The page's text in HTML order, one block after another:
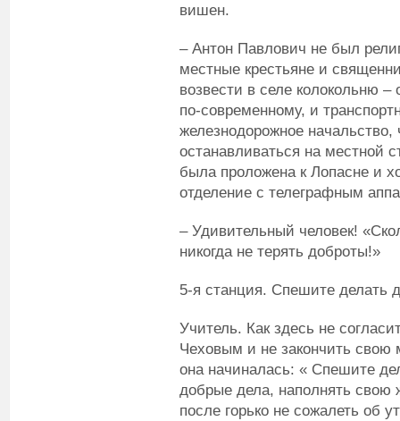
вишен.
– Антон Павлович не был
местные крестьяне и
возвести в селе колокольню –
по-современному, и
железнодорожное
останавливаться на местной
была проложена к Лопасне и
отделение с телеграфным
– Удивительный человек!
никогда не терять доброты!»
5-я станция. Спешите делать
Учитель. Как здесь не
Чеховым и не закончить
она начиналась: « Спешите
добрые дела, наполнять
после горько не сожалеть об